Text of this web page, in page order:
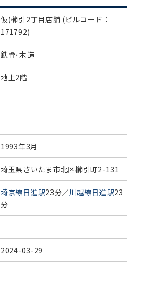
仮)櫛引2丁目店舗 (ビルコード：
171792)
鉄骨･木造
地上2階
1993年3月
埼玉県さいたま市北区櫛引町2-131
埼京線日進駅23分／川越線日進駅23
分
2024-03-29